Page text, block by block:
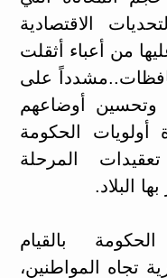
الاقتصادية
من أعباء أثقلت
على
وتحسين أوضاعهم
الحكومة
المرحلة
البلاد.
بالقيام
تجاه المواطنين،